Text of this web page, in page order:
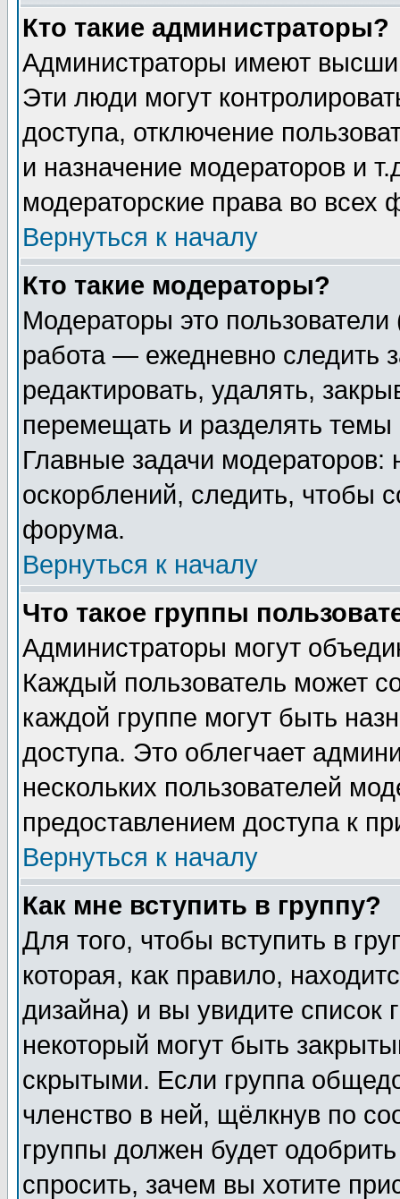
Кто такие администраторы?
Администраторы имеют
Эти люди могут
доступа, отключение
и назначение модераторов и
модераторские права во всех
Вернуться к началу
Кто такие модераторы?
Модераторы это
работа — ежедневно следить
редактировать, удалять,
перемещать и разделять
Главные задачи
оскорблений, следить, чтобы
форума.
Вернуться к началу
Что такое группы
Администраторы могут
Каждый пользователь может
каждой группе могут быть
доступа. Это облегчает
нескольких пользователей
предоставлением доступа к
Вернуться к началу
Как мне вступить в группу?
Для того, чтобы вступить в
которая, как правило,
дизайна) и вы увидите список
некоторый могут быть
скрытыми. Если группа
членство в ней, щёлкнув по
группы должен будет
спросить, зачем вы хотите